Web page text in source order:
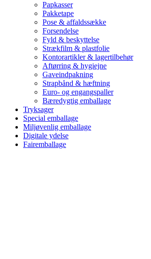
Papkasser
Pakketape
Pose & affaldssække
Forsendelse
Fyld & beskyttelse
Strækfilm & plastfolie
Kontorartikler & lagertilbehør
Aftørring & hygiejne
Gaveindpakning
Strapbånd & hæftning
Euro- og engangspaller
Bæredygtig emballage
Tryksager
Special emballage
Miljøvenlig emballage
Digitale ydelse
Fairemballage